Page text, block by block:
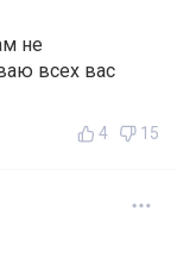
не
всех вас
4 15